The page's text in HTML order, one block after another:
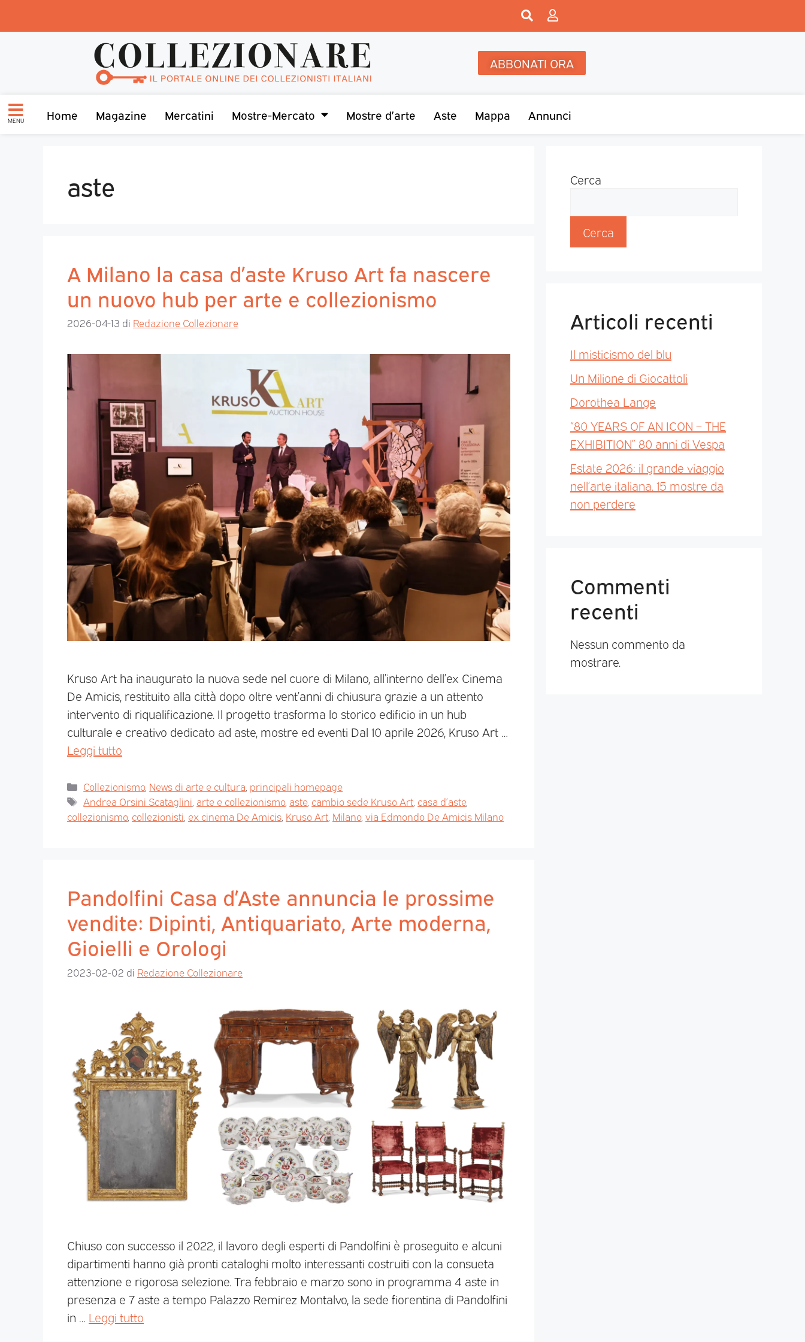
ABBONATI ORA
MENU Home Magazine Mercatini Mostre-Mercato Mostre d’arte Aste Mappa Annunci
aste
A Milano la casa d’aste Kruso Art fa nascere
un nuovo hub per arte e collezionismo
2026-04-13 di Redazione Collezionare
Kruso Art ha inaugurato la nuova sede nel cuore di Milano, all’interno dell’ex Cinema
De Amicis, restituito alla città dopo oltre vent’anni di chiusura grazie a un attento
intervento di riqualificazione. Il progetto trasforma lo storico edificio in un hub
culturale e creativo dedicato ad aste, mostre ed eventi Dal 10 aprile 2026, Kruso Art …
Leggi tutto
Collezionismo, News di arte e cultura principali homepage
Andrea Orsini Scataglini arte e collezionismo, aste, cambio sede Kruso Art casa d’aste,
collezionismo, collezionisti ex cinema De Amicis Kruso Art Milano, via Edmondo De Amicis Milano
Pandolfini Casa d’Aste annuncia le prossime
vendite: Dipinti, Antiquariato, Arte moderna,
Gioielli e Orologi
2023-02-02 di Redazione Collezionare
Chiuso con successo il 2022, il lavoro degli esperti di Pandolfini è proseguito e alcuni
dipartimenti hanno già pronti cataloghi molto interessanti costruiti con la consueta
attenzione e rigorosa selezione. Tra febbraio e marzo sono in programma 4 aste in
presenza e 7 aste a tempo Palazzo Remirez Montalvo, la sede fiorentina di Pandolfini
in … Leggi tutto
Cerca
Cerca
Articoli recenti
Il misticismo del blu
Un Milione di Giocattoli
Dorothea Lange
“80 YEARS OF AN ICON – THE
EXHIBITION” 80 anni di Vespa
Estate 2026: il grande viaggio
nell’arte italiana. 15 mostre da
non perdere
Commenti
recenti
Nessun commento da
mostrare.